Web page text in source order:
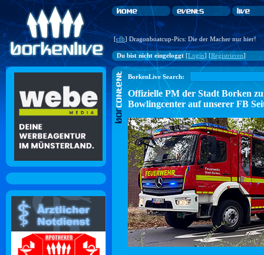
[cfb] Dragonboatcup-Pics: Die der Macher nur hier!
Du bist nicht eingeloggt[Login] [Registrieren]
BorkenLive Search:
Offizielle PM der Stadt Borken
Bowlingcenter auf unserer FB